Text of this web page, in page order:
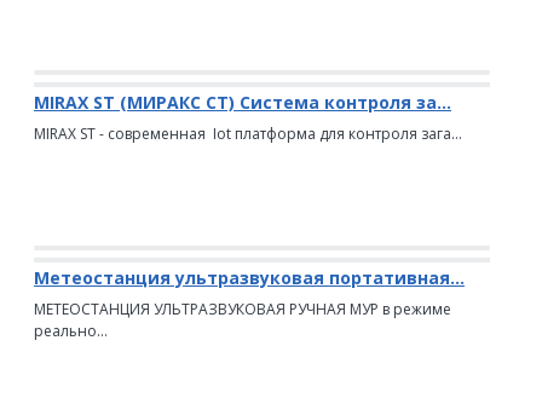
MIRAX ST (МИРАКС СТ) Система контроля за...
MIRAX ST - современная Iot платформа для контроля зага...
Метеостанция ультразвуковая портативная...
МЕТЕОСТАНЦИЯ УЛЬТРАЗВУКОВАЯ РУЧНАЯ МУР в режиме
реально...